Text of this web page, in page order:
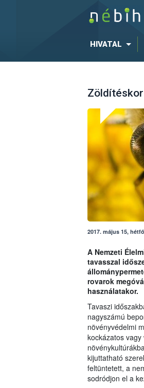
HIVATAL
2017. május 15, hétfő
A Nemzeti
tavasszal
rovarok
használatakor.
Tavaszi
nagyszámú
növényvédelmi
kockázatos
kijuttatható
feltüntetett, a
sodródjon el a